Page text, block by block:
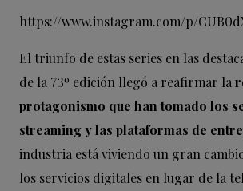
https://www.instagram.com/p/
El triunfo de estas series en las
de la 73º edición llegó a reafirmar la
protagonismo que han tomado los
streaming y las plataformas de
industria está viviendo un gran
los servicios digitales en lugar de la